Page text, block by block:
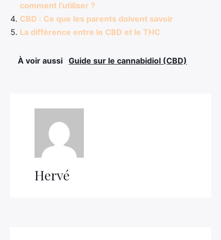
comment l’utiliser ?
CBD : Ce que les parents doivent savoir
La différence entre le CBD et le THC
À voir aussi Guide sur le cannabidiol (CBD)
Hervé